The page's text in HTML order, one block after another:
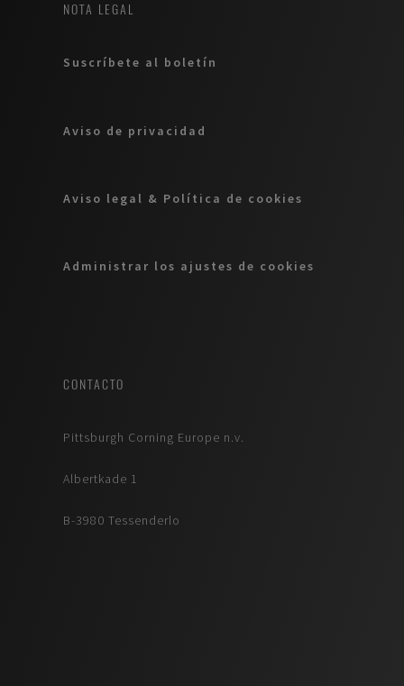
NOTA LEGAL
Suscríbete al boletín
Aviso de privacidad
Aviso legal & Política de cookies
Administrar los ajustes de cookies
CONTACTO
Pittsburgh Corning Europe n.v.
Albertkade 1
B-3980 Tessenderlo